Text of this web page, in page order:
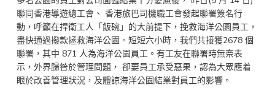
聯同香港導遊總工會、 香港旅巴司機職工會發起聯署簽名行
動，呼籲在捍衛工人「飯碗」的大前提下，挽救海洋公園員工，
盡快通過撥款拯救海洋公園。短短六小時，我們共接獲2678 個
聯署，其中 871 人為海洋公園員工。有工友在聯署時無奈表
示，外界歸咎於管理問題， 卻要員工承受惡果，認為大眾應着
眼於改善管理狀況，及體諒海洋公園結業對員工的影響。